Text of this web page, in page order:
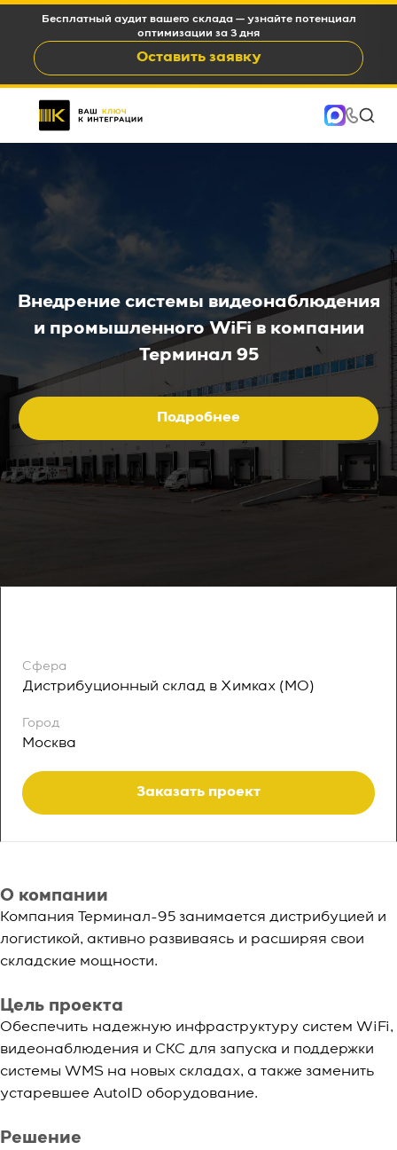
Бесплатный аудит вашего склада — узнайте потенциал
оптимизации за 3 дня
Оставить заявку
Внедрение системы видеонаблюдения
и промышленного WiFi в компании
Терминал 95
Подробнее
Сфера
Дистрибуционный склад в Химках (МО)
Город
Москва
Заказать проект
О компании
Компания Терминал-95 занимается дистрибуцией и
логистикой, активно развиваясь и расширяя свои
складские мощности.
Цель проекта
Обеспечить надежную инфраструктуру систем WiFi,
видеонаблюдения и СКС для запуска и поддержки
системы WMS на новых складах, а также заменить
устаревшее AutoID оборудование.
Решение